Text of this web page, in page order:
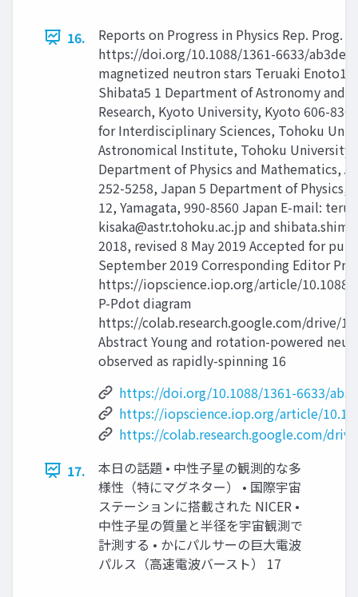
16.
Reports on Progress in Physics Rep. Prog.
https://doi.org/10.1088/1361-6633/ab3def
magnetized neutron stars Teruaki Enoto1
Shibata5 1 Department of Astronomy and
Research, Kyoto University, Kyoto 606-
for Interdisciplinary Sciences, Tohoku
Astronomical Institute, Tohoku University,
Department of Physics and Mathematics,
252-5258, Japan 5 Department of Physics,
12, Yamagata, 990-8560 Japan E-mail:
kisaka@astr.tohoku.ac.jp and
2018, revised 8 May 2019 Accepted for
September 2019 Corresponding Editor
https://iopscience.iop.org/article/10.1088/
P-Pdot diagram
https://colab.research.google.com/drive/
Abstract Young and rotation-powered
observed as rapidly-spinning 16
https://doi.org/10.1088/1361-6633/
https://iopscience.iop.org/article/
https://colab.research.google.com/
17.
本日の話題 • 中性子星の観測的な多
様性（特にマグネター） • 国際宇宙
ステーションに搭載された NICER •
中性子星の質量と半径を宇宙観測で
計測する • かにパルサーの巨大電波
パルス（高速電波バースト） 17